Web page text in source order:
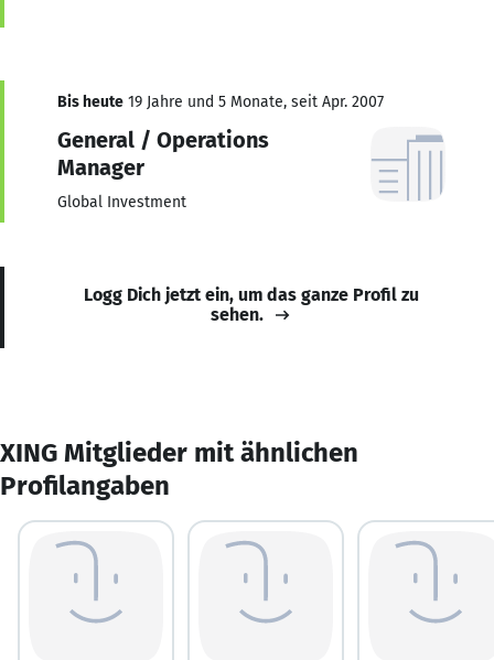
Bis heute 19 Jahre und 5 Monate, seit Apr. 2007
General / Operations
Manager
Global Investment
Logg Dich jetzt ein, um das ganze Profil zu
sehen.
XING Mitglieder mit ähnlichen
Profilangaben